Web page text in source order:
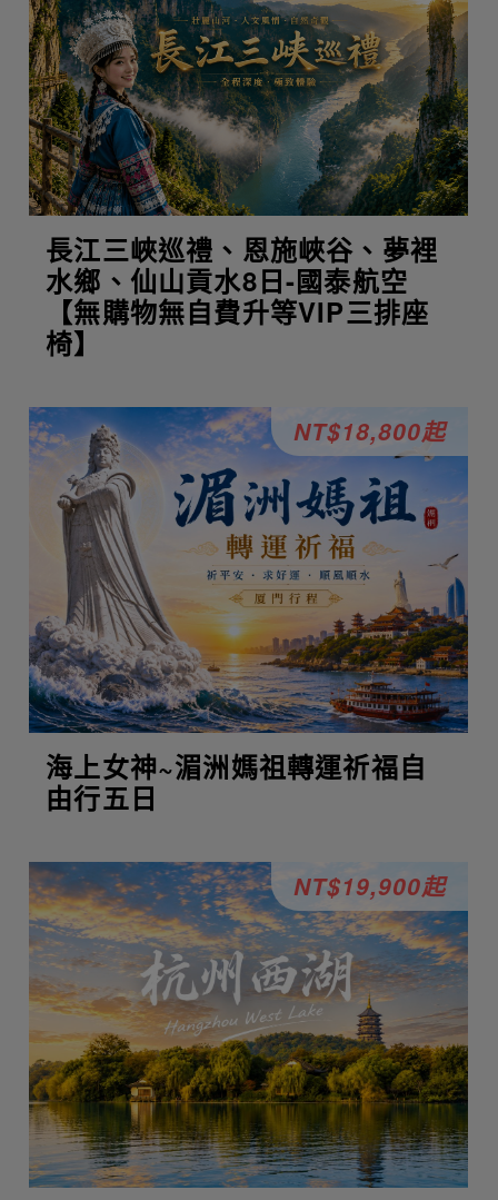
長江三峽巡禮、恩施峽谷、夢裡
水鄉、仙山貢水8日-國泰航空
【無購物無自費升等VIP三排座
椅】
海上女神~湄洲媽祖轉運祈福自
由行五日
NT$18,800起
NT$19,900起